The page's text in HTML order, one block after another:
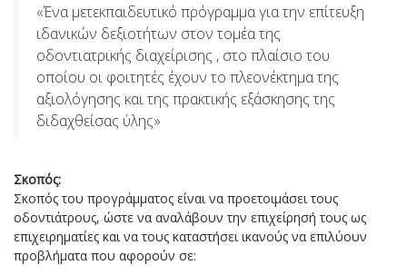
«Ένα μετεκπαιδευτικό πρόγραμμα για την επίτευξη
ιδανικών δεξιοτήτων στον τομέα της
οδοντιατρικής διαχείρισης , στο πλαίσιο του
οποίου οι φοιτητές έχουν το πλεονέκτημα της
αξιολόγησης και της πρακτικής εξάσκησης της
διδαχθείσας ύλης»
Σκοπός:
Σκοπός του προγράμματος είναι να προετοιμάσει τους
οδοντιάτρους, ώστε να αναλάβουν την επιχείρησή τους ως
επιχειρηματίες και να τους καταστήσει ικανούς να επιλύουν
προβλήματα που αφορούν σε: